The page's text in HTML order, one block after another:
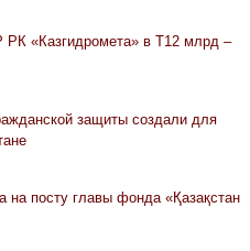
«Казгидромета» в Т12 млрд –
защиты создали для
посту главы фонда «Қазақстан